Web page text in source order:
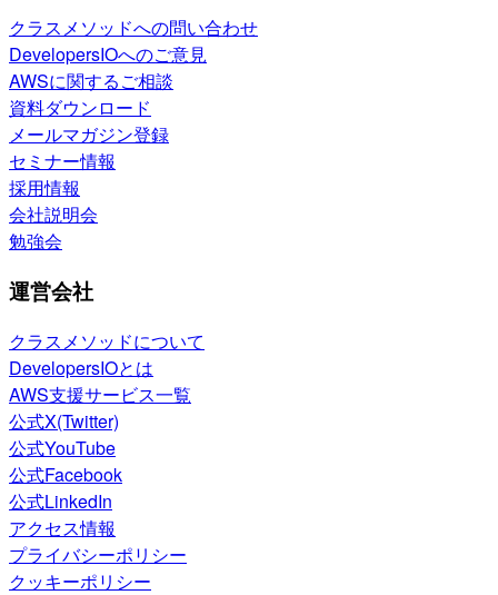
クラスメソッドへの問い合わせ
DevelopersIOへのご意見
AWSに関するご相談
資料ダウンロード
メールマガジン登録
セミナー情報
採用情報
会社説明会
勉強会
運営会社
クラスメソッドについて
DevelopersIOとは
AWS支援サービス一覧
公式X(Twitter)
公式YouTube
公式Facebook
公式LinkedIn
アクセス情報
プライバシーポリシー
クッキーポリシー